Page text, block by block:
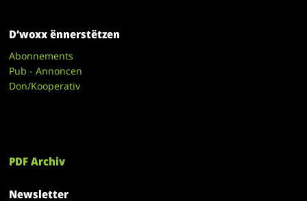
D’woxx ënnerstëtzen
Abonnements
Pub - Annoncen
Don/Kooperativ
PDF Archiv
Newsletter